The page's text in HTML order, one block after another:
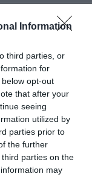
Information
third parties, or
for
opt-out
that after your
seeing
utilized by
parties prior to
the further
parties on the
may
Kopiuj link